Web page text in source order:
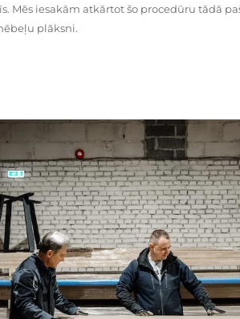
Mēs iesakām atkārtot šo procedūru tādā
plāksni.